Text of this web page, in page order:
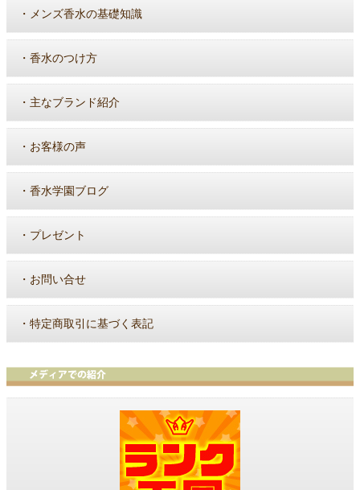
・ メンズ香水の基礎知識
・ 香水のつけ方
・ 主なブランド紹介
・ お客様の声
・ 香水学園ブログ
・ プレゼント
・ お問い合せ
・ 特定商取引に基づく表記